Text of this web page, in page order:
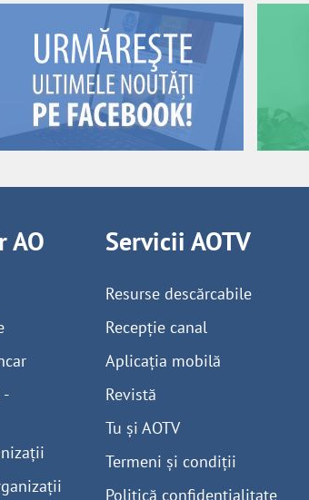
AO Servicii AOTV
Resurse descărcabile
Recepție canal
Aplicația mobilă
Revistă
Tu și AOTV
Termeni și condiții
Politică confidențialitate